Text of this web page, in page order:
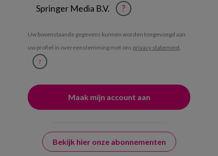
Springer Media B.V.
?
Uw bovenstaande gegevens kunnen worden toegevoegd aan
uw profiel in overeenstemming met ons privacy statement.
?
Bekijk hier onze abonnementen